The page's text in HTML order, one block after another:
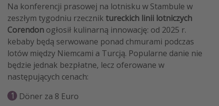
Weekend dla dwojga
City Break
Hotele SPA i wellness
Sylwester za granicą
Wyjazd na narty
Wyjazdy na Majówkę
Wszystkie
Na konferencji prasowej na lotnisku w Stambule w
zeszłym tygodniu rzecznik tureckich linii lotniczych
Corendon ogłosił kulinarną innowację: od 2025 r.
kebaby będą serwowane ponad chmurami podczas
lotów między Niemcami a Turcją. Popularne danie nie
będzie jednak bezpłatne, lecz oferowane w
następujących cenach:
Döner za 8 Euro